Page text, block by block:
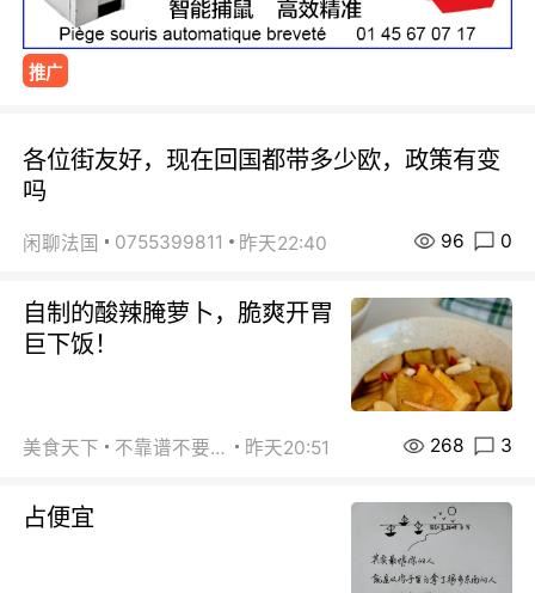
推广
各位街友好，现在回国都带多少欧，政策有变
吗
闲聊法国 0755399811 昨天22:40 96 0
自制的酸辣腌萝卜，脆爽开胃
巨下饭！
美食天下 不靠谱不要联系 昨天20:51 268 3
占便宜